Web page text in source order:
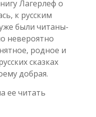
Лагерлеф о
к русским
были читаны-
невероятно
родное и
сказках
добрая.
ее читать